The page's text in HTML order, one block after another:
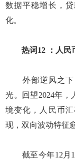
数据平稳增长，
化。
热词12 ：人民
外部逆风之下，
光。回望2024年
境变化，人民币
现，双向波动特征
截至今年12月15